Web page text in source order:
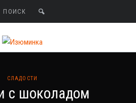
СЛАДОСТИ
с шоколадом